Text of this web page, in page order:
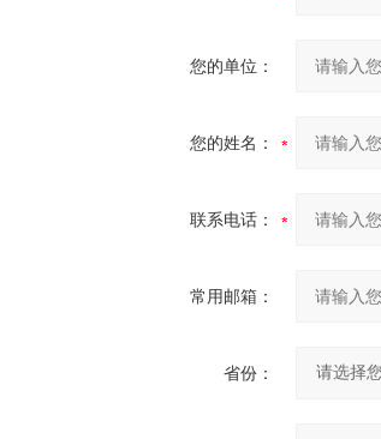
您的单位：
您的姓名：
联系电话：
常用邮箱：
省份：